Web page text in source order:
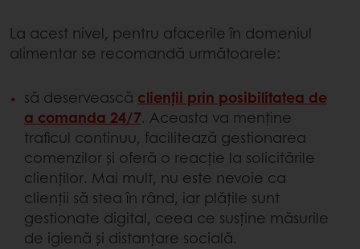
La acest nivel, pentru afacerile în domeniul
alimentar se recomandă următoarele:
să deservească clienții prin posibilitatea de
a comanda 24/7. Aceasta va menține
traficul continuu, facilitează gestionarea
comenzilor și oferă o reacție la solicitările
clienților. Mai mult, nu este nevoie ca
clienții să stea în rând, iar plățile sunt
gestionate digital, ceea ce susține măsurile
de igienă și distanțare socială.